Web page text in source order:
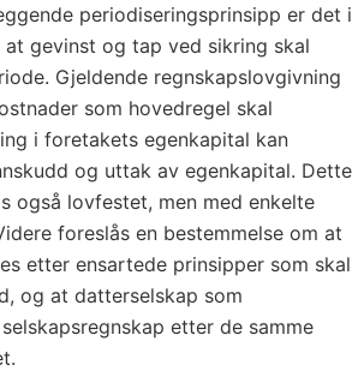
periodiseringsprinsipp er det i
gevinst og tap ved sikring skal
Gjeldende regnskapslovgivning
som hovedregel skal
i foretakets egenkapital kan
og uttak av egenkapital. Dette
også lovfestet, men med enkelte
foreslås en bestemmelse om at
etter ensartede prinsipper som skal
og at datterselskap som
etter de samme